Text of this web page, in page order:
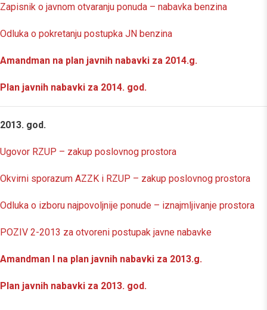
Zapisnik o javnom otvaranju ponuda – nabavka benzina
Odluka o pokretanju postupka JN benzina
Amandman na plan javnih nabavki za 2014.g.
Plan javnih nabavki za 2014. god.
2013. god.
Ugovor RZUP – zakup poslovnog prostora
Okvirni sporazum AZZK i RZUP – zakup poslovnog prostora
Odluka o izboru najpovoljnije ponude – iznajmljivanje prostora
POZIV 2-2013 za otvoreni postupak javne nabavke
Amandman I na plan javnih nabavki za 2013.g.
Plan javnih nabavki za 2013. god.